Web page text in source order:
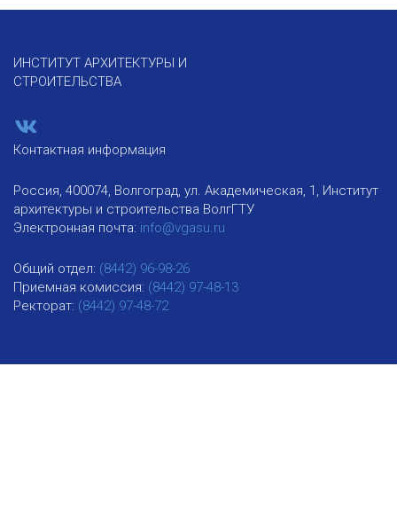
ИНСТИТУТ АРХИТЕКТУРЫ И
СТРОИТЕЛЬСТВА
Контактная информация
Россия, 400074, Волгоград, ул. Академическая, 1, Институт
архитектуры и строительства ВолгГТУ
Электронная почта: info@vgasu.ru
Общий отдел: (8442) 96-98-26
Приемная комиссия: (8442) 97-48-13
Ректорат: (8442) 97-48-72